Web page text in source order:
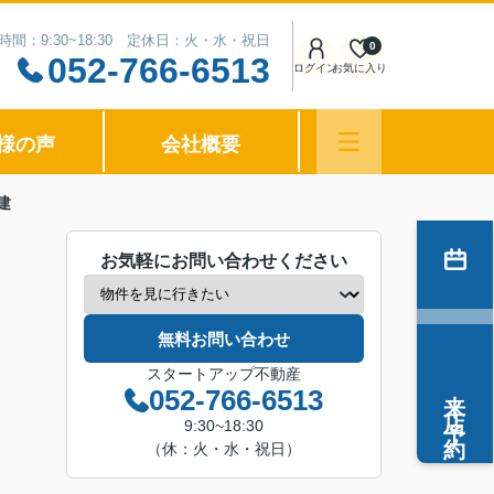
間：9:30~18:30 定休日：火・水・祝日
052-766-6513 ログインお気に入り
0
の声 会社概要
お気軽にお問い合わせください
無料お問い合わせ
スタートアップ不動産
052-766-6513
9:30~18:30
（休：火・水・祝日）
来店予約